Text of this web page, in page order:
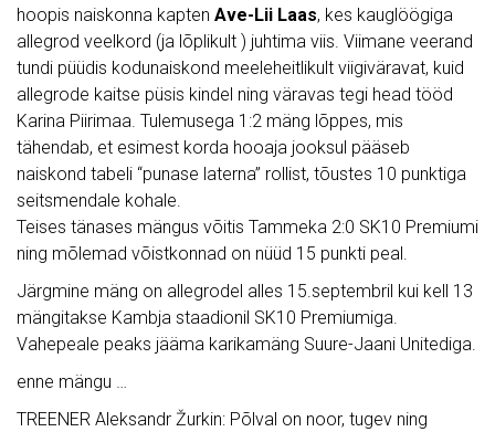
hoopis naiskonna kapten Ave-Lii Laas, kes kauglöögiga
allegrod veelkord (ja lõplikult ) juhtima viis. Viimane veerand
tundi püüdis kodunaiskond meeleheitlikult viigiväravat, kuid
allegrode kaitse püsis kindel ning väravas tegi head tööd
Karina Piirimaa. Tulemusega 1:2 mäng lõppes, mis
tähendab, et esimest korda hooaja jooksul pääseb
naiskond tabeli “punase laterna” rollist, tõustes 10 punktiga
seitsmendale kohale.
Teises tänases mängus võitis Tammeka 2:0 SK10 Premiumi
ning mõlemad võistkonnad on nüüd 15 punkti peal.
Järgmine mäng on allegrodel alles 15.septembril kui kell 13
mängitakse Kambja staadionil SK10 Premiumiga.
Vahepeale peaks jääma karikamäng Suure-Jaani Unitediga.
enne mängu …
TREENER Aleksandr Žurkin: Põlval on noor, tugev ning